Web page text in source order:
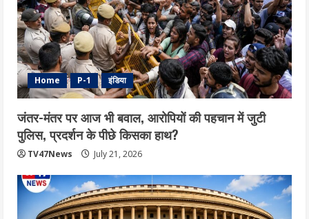
Home P-1 इंडिया
जंतर-मंतर पर आज भी बवाल, आरोपियों की पहचान में जुटी
पुलिस, प्रदर्शन के पीछे किसका हाथ?
TV47News July 21, 2026